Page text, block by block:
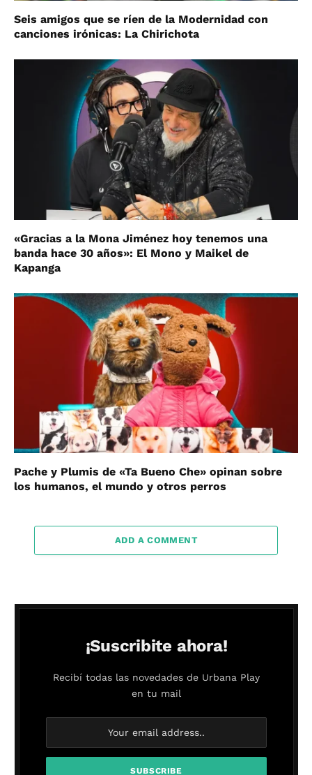
Seis amigos que se ríen de la Modernidad con
canciones irónicas: La Chirichota
«Gracias a la Mona Jiménez hoy tenemos una
banda hace 30 años»: El Mono y Maikel de
Kapanga
Pache y Plumis de «Ta Bueno Che» opinan sobre
los humanos, el mundo y otros perros
ADD A COMMENT
¡Suscribite ahora!
Recibí todas las novedades de Urbana Play
en tu mail